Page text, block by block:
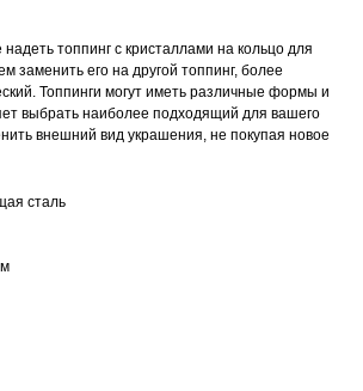
топпинг с кристаллами на кольцо для
заменить его на другой топпинг, более
Топпинги могут иметь различные формы и
выбрать наиболее подходящий для вашего
внешний вид украшения, не покупая новое
сталь